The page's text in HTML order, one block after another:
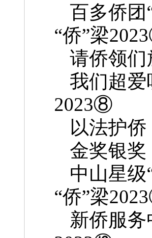
百多侨团
“侨”梁
请侨领
我们超爱
2023⑧
以法护
金奖银
中山星级
“侨”梁
新侨服务